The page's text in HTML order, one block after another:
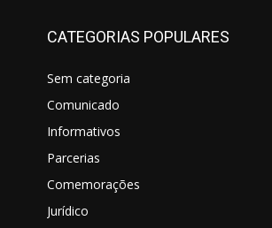
CATEGORIAS POPULARES
Sem categoria
Comunicado
Informativos
Parcerias
Comemorações
Jurídico